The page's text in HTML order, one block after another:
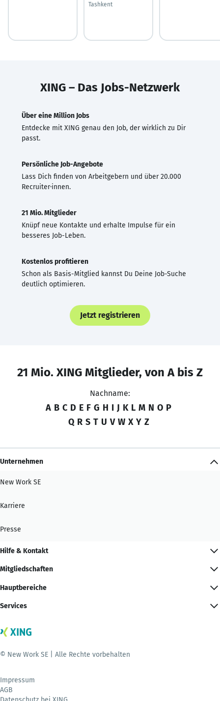
Tashkent
XING – Das Jobs-Netzwerk
Über eine Million Jobs
Entdecke mit XING genau den Job, der wirklich zu Dir
passt.
Persönliche Job-Angebote
Lass Dich finden von Arbeitgebern und über 20.000
Recruiter·innen.
21 Mio. Mitglieder
Knüpf neue Kontakte und erhalte Impulse für ein
besseres Job-Leben.
Kostenlos profitieren
Schon als Basis-Mitglied kannst Du Deine Job-Suche
deutlich optimieren.
Jetzt registrieren
21 Mio. XING Mitglieder, von A bis Z
Nachname:
A B C D E F G H I J K L M N O P
Q R S T U V W X Y Z
Unternehmen
New Work SE
Karriere
Presse
Hilfe & Kontakt
Mitgliedschaften
Hauptbereiche
Services
© New Work SE | Alle Rechte vorbehalten
Impressum
AGB